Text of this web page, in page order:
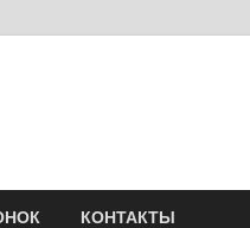
КОНТАКТЫ